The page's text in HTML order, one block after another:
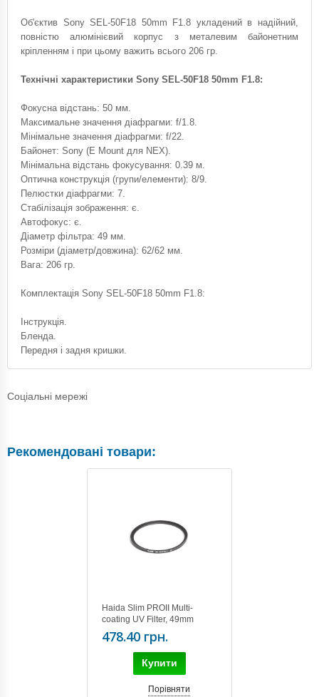
Об'єктив Sony SEL-50F18 50mm F1.8 укладений в надійний,
повністю алюмінієвий корпус з металевим байонетним
кріпленням і при цьому важить всього 206 гр.
Технічні характеристики Sony SEL-50F18 50mm F1.8:
Фокусна відстань: 50 мм.
Максимальне значення діафрагми: f/1.8.
Мінімальне значення діафрагми: f/22.
Байонет: Sony (E Mount для NEX).
Мінімальна відстань фокусування: 0.39 м.
Оптична конструкція (групи/елементи): 8/9.
Пелюстки діафрагми: 7.
Стабілізація зображення: є.
Автофокус: є.
Діаметр фільтра: 49 мм.
Розміри (діаметр/довжина): 62/62 мм.
Вага: 206 гр.
Комплектація Sony SEL-50F18 50mm F1.8:
Інструкція.
Бленда.
Передня і задня кришки.
Соціальні мережі
Рекомендовані товари:
Haida Slim PROII Multi-
coating UV Filter, 49mm
478.40 грн.
Купити
Порівняти